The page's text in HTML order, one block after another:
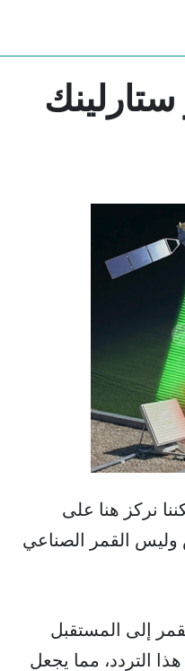
نركز هنا على
القمر الصناعي
إلى المستقبل
التردد، مما يجعل